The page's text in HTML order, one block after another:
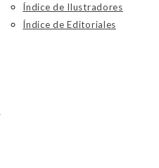
Índice de Ilustradores
Índice de Editoriales